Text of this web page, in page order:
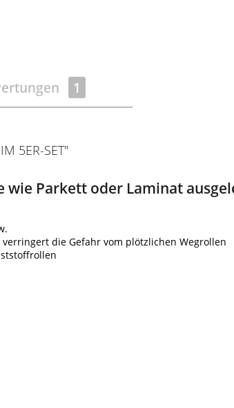
1
5ER-SET"
Parkett oder Laminat
die Gefahr vom plötzlichen Wegrollen